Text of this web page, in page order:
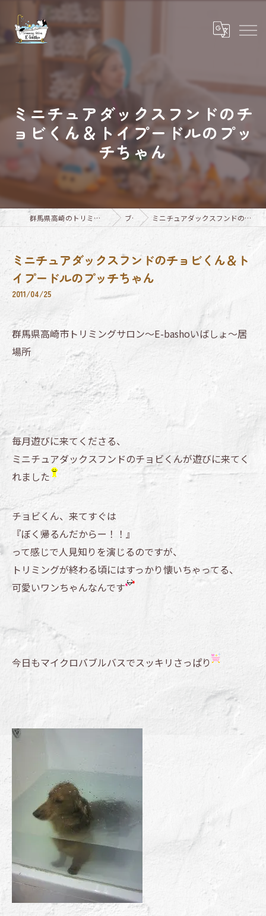
ミニチュアダックスフンドのチ
ョビくん＆トイプードルのプッ
チちゃん
群馬県高崎のトリミングならTrimming Salon E-basho ブログ ミニチュアダックスフンドのチョビくん＆トイプードルのプッチちゃん
ミニチュアダックスフンドのチョビくん＆ト
イプードルのプッチちゃん
2011/04/25
群馬県高崎市トリミングサロン～E-bashoいばしょ～居
場所
毎月遊びに来てくださる、
ミニチュアダックスフンドのチョビくんが遊びに来てく
れました
チョビくん、来てすぐは
『ぼく帰るんだからー！！』
って感じで人見知りを演じるのですが、
トリミングが終わる頃にはすっかり懐いちゃってる、
可愛いワンちゃんなんです
今日もマイクロバブルバスでスッキリさっぱり